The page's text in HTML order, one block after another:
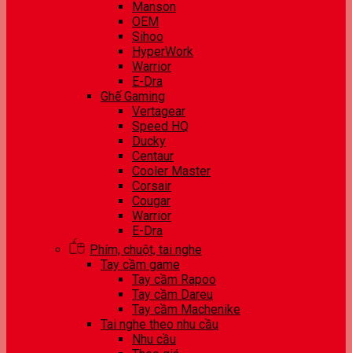
Manson
OEM
Sihoo
HyperWork
Warrior
E-Dra
Ghế Gaming
Vertagear
Speed HQ
Ducky
Centaur
Cooler Master
Corsair
Cougar
Warrior
E-Dra
Phím, chuột, tai nghe
Tay cầm game
Tay cầm Rapoo
Tay cầm Dareu
Tay cầm Machenike
Tai nghe theo nhu cầu
Nhu cầu